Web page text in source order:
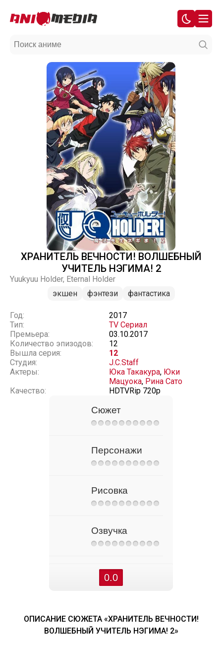
ХРАНИТЕЛЬ ВЕЧНОСТИ! ВОЛШЕБНЫЙ
УЧИТЕЛЬ НЭГИМА! 2
Yuukyuu Holder, Eternal Holder
экшен
фэнтези фантастика
Год:
2017
Тип:
TV Сериал
Премьера:
03.10.2017
Количество эпизодов:
12
Вышла серия:
12
Студия:
J.C.Staff
Актеры:
Юка Такакура, Юки
Мацуока, Рина Сато
Качество:
HDTVRip 720p
Сюжет
Персонажи
Рисовка
Озвучка
0.0
ОПИСАНИЕ СЮЖЕТА «ХРАНИТЕЛЬ ВЕЧНОСТИ!
ВОЛШЕБНЫЙ УЧИТЕЛЬ НЭГИМА! 2»